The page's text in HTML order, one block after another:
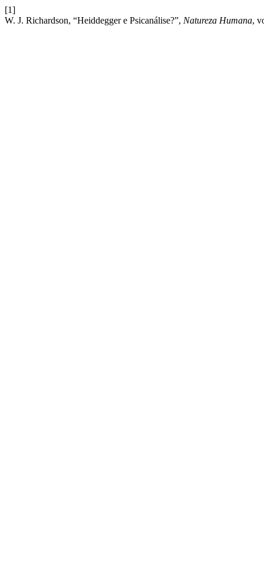
[1]
W. J. Richardson, “Heiddegger e Psicanálise?”, Natureza Humana,